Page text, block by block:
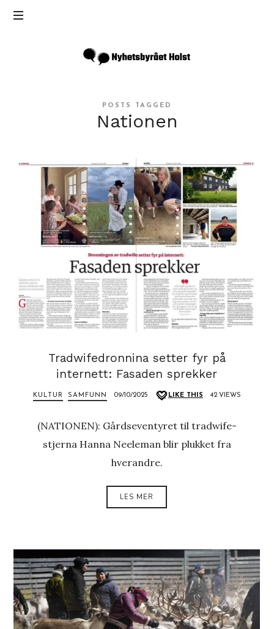
Inga
Holst
POSTS TAGGED
Nationen
Tradwifedronnina setter fyr på
internett: Fasaden sprekker
KULTUR SAMFUNN 09/10/2025 LIKE THIS 42 VIEWS
(NATIONEN): Gårdseventyret til tradwife-
stjerna Hanna Neeleman blir plukket fra
hverandre.
LES MER